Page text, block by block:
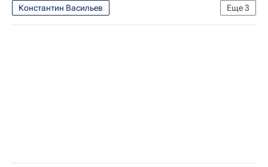
Еще3
Константин Васильев
Специальная военная операция на Украине